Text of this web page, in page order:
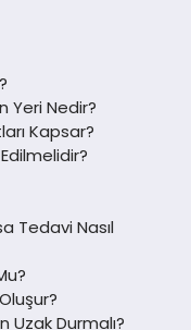
Yeri Nedir?
Kapsar?
Tedavi Nasıl
Uzak Durmalı?